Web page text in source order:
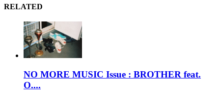
RELATED
NO MORE MUSIC Issue : BROTHER feat.
O....